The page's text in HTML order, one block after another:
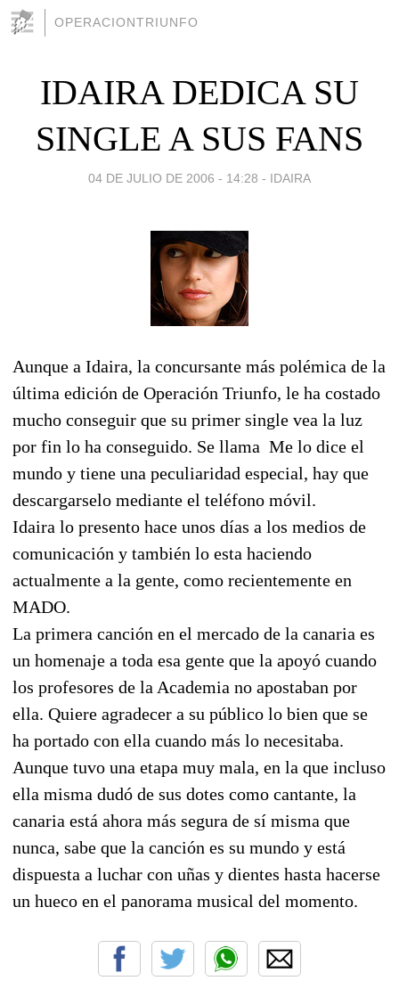
OPERACIONTRIUNFO
IDAIRA DEDICA SU
SINGLE A SUS FANS
04 DE JULIO DE 2006 - 14:28 - IDAIRA
Aunque a Idaira, la concursante más polémica de la
última edición de Operación Triunfo, le ha costado
mucho conseguir que su primer single vea la luz
por fin lo ha conseguido. Se llama  Me lo dice el
mundo y tiene una peculiaridad especial, hay que
descargarselo mediante el teléfono móvil.
Idaira lo presento hace unos días a los medios de
comunicación y también lo esta haciendo
actualmente a la gente, como recientemente en
MADO.
La primera canción en el mercado de la canaria es
un homenaje a toda esa gente que la apoyó cuando
los profesores de la Academia no apostaban por
ella. Quiere agradecer a su público lo bien que se
ha portado con ella cuando más lo necesitaba.
Aunque tuvo una etapa muy mala, en la que incluso
ella misma dudó de sus dotes como cantante, la
canaria está ahora más segura de sí misma que
nunca, sabe que la canción es su mundo y está
dispuesta a luchar con uñas y dientes hasta hacerse
un hueco en el panorama musical del momento.